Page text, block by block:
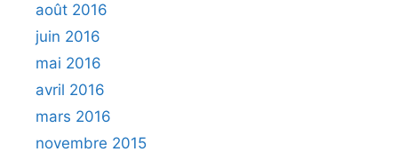
août 2016
juin 2016
mai 2016
avril 2016
mars 2016
novembre 2015